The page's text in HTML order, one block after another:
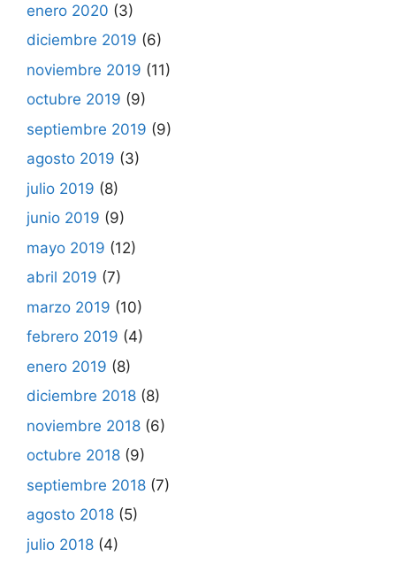
enero 2020 (3)
diciembre 2019 (6)
noviembre 2019 (11)
octubre 2019 (9)
septiembre 2019 (9)
agosto 2019 (3)
julio 2019 (8)
junio 2019 (9)
mayo 2019 (12)
abril 2019 (7)
marzo 2019 (10)
febrero 2019 (4)
enero 2019 (8)
diciembre 2018 (8)
noviembre 2018 (6)
octubre 2018 (9)
septiembre 2018 (7)
agosto 2018 (5)
julio 2018 (4)